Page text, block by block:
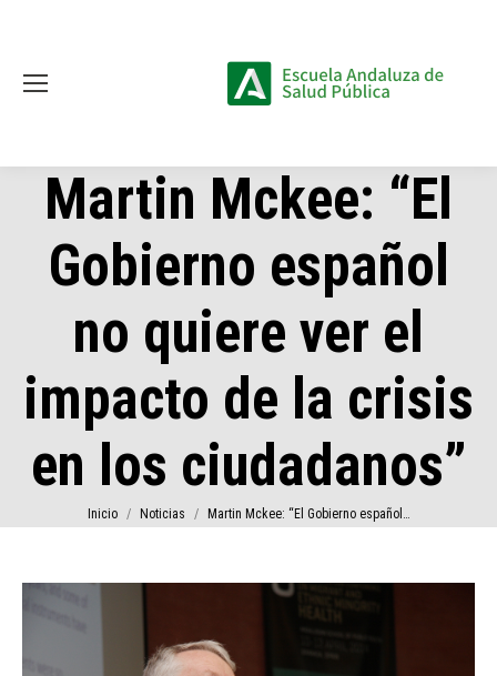
Martin Mckee: “El
Gobierno español
no quiere ver el
impacto de la crisis
en los ciudadanos”
Estás aquí:
Inicio Noticias Martin Mckee: “El Gobierno español…